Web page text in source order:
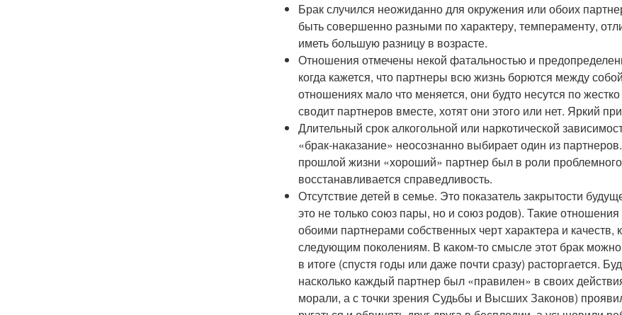
Брак случился неожиданно для окружения или обоих
быть совершенно разными по характеру, темпераменту,
иметь большую разницу в возрасте.
Отношения отмечены некой фатальностью и
когда кажется, что партнеры всю жизнь борются между
отношениях мало что меняется, они будто несутся по
сводит партнеров вместе, хотят они этого или нет. Яркий
Длительный срок алкогольной или наркотической
«брак-наказание» неосознанно выбирает один из
прошлой жизни «хороший» партнер был в роли
восстанавливается справедливость.
Отсутствие детей в семье. Это показатель закрытости
это не только союз пары, но и союз родов). Такие
обоими партнерами собственных черт характера и
следующим поколениям. В каком-то смысле этот брак
в итоге (спустя годы или даже почти сразу) расторгается.
насколько каждый партнер был «правилен» в своих
морали, а с точки зрения Судьбы и Высших Законов)